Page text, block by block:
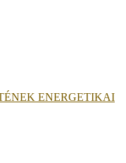
ENERGETIKAI